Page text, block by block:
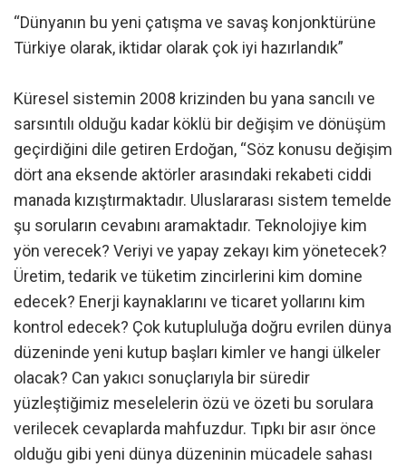
“Dünyanın bu yeni çatışma ve savaş konjonktürüne
Türkiye olarak, iktidar olarak çok iyi hazırlandık”
Küresel sistemin 2008 krizinden bu yana sancılı ve
sarsıntılı olduğu kadar köklü bir değişim ve dönüşüm
geçirdiğini dile getiren Erdoğan, “Söz konusu değişim
dört ana eksende aktörler arasındaki rekabeti ciddi
manada kızıştırmaktadır. Uluslararası sistem temelde
şu soruların cevabını aramaktadır. Teknolojiye kim
yön verecek? Veriyi ve yapay zekayı kim yönetecek?
Üretim, tedarik ve tüketim zincirlerini kim domine
edecek? Enerji kaynaklarını ve ticaret yollarını kim
kontrol edecek? Çok kutupluluğa doğru evrilen dünya
düzeninde yeni kutup başları kimler ve hangi ülkeler
olacak? Can yakıcı sonuçlarıyla bir süredir
yüzleştiğimiz meselelerin özü ve özeti bu sorulara
verilecek cevaplarda mahfuzdur. Tıpkı bir asır önce
olduğu gibi yeni dünya düzeninin mücadele sahası